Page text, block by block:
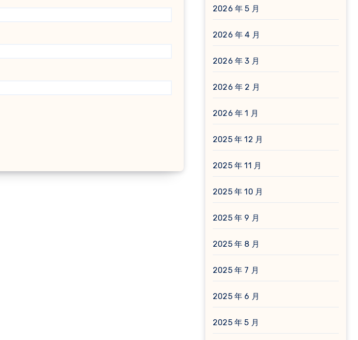
2026 年 5 月
2026 年 4 月
2026 年 3 月
2026 年 2 月
2026 年 1 月
2025 年 12 月
2025 年 11 月
2025 年 10 月
2025 年 9 月
2025 年 8 月
2025 年 7 月
2025 年 6 月
2025 年 5 月